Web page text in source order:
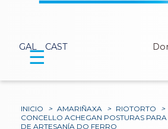
GAL CAST
☰
INICIO > AMARIÑAXA > RIOTORTO >
CONCELLO ACHEGAN POSTURAS
DE ARTESANÍA DO FERRO